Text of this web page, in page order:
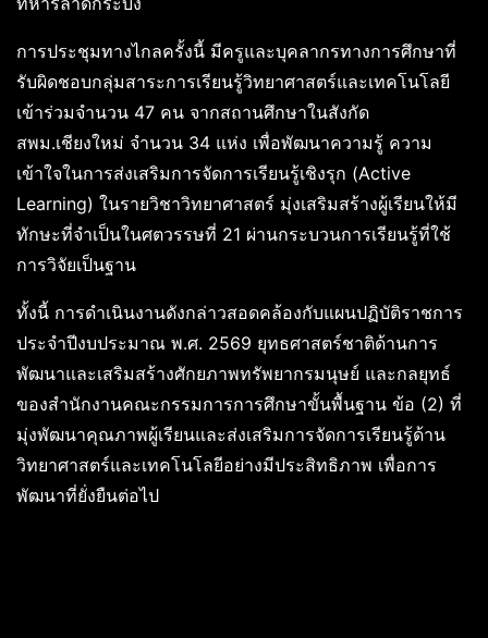
การประชุมทางไกลครั้งนี้ มีครูและบุคลากรทางการศึกษาที่
รับผิดชอบกลุ่มสาระการเรียนรู้วิทยาศาสตร์และเทคโนโลยี
เข้าร่วมจำนวน 47 คน จากสถานศึกษาในสังกัด
สพม.เชียงใหม่ จำนวน 34 แห่ง เพื่อพัฒนาความรู้ ความ
เข้าใจในการส่งเสริมการจัดการเรียนรู้เชิงรุก (Active
Learning) ในรายวิชาวิทยาศาสตร์ มุ่งเสริมสร้างผู้เรียนให้มี
ทักษะที่จำเป็นในศตวรรษที่ 21 ผ่านกระบวนการเรียนรู้ที่ใช้
การวิจัยเป็นฐาน
ทั้งนี้ การดำเนินงานดังกล่าวสอดคล้องกับแผนปฏิบัติราชการ
ประจำปีงบประมาณ พ.ศ. 2569 ยุทธศาสตร์ชาติด้านการ
พัฒนาและเสริมสร้างศักยภาพทรัพยากรมนุษย์ และกลยุทธ์
ของสำนักงานคณะกรรมการการศึกษาขั้นพื้นฐาน ข้อ (2) ที่
มุ่งพัฒนาคุณภาพผู้เรียนและส่งเสริมการจัดการเรียนรู้ด้าน
วิทยาศาสตร์และเทคโนโลยีอย่างมีประสิทธิภาพ เพื่อการ
พัฒนาที่ยั่งยืนต่อไป